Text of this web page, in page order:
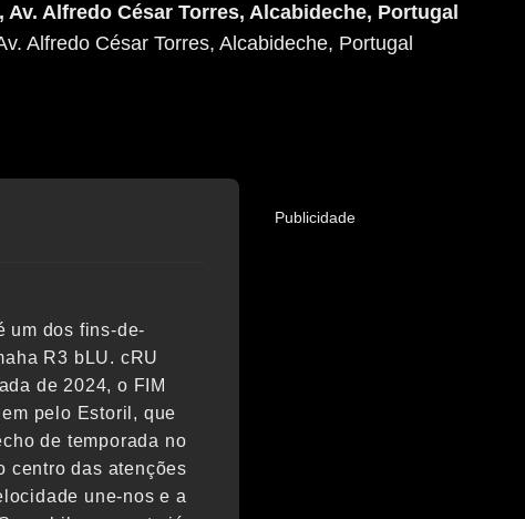
Alfredo César Torres, Alcabideche, Portugal
Alfredo César Torres, Alcabideche, Portugal
um dos fins-de-
R3 bLU. cRU
de 2024, o FIM
pelo Estoril, que
de temporada no
centro das atenções
une-nos e a
Publicidade